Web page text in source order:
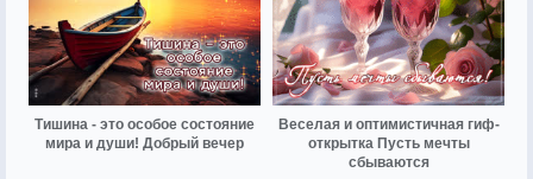
Тишина - это особое состояние
мира и души! Добрый вечер
Веселая и оптимистичная гиф-
открытка Пусть мечты
сбываются